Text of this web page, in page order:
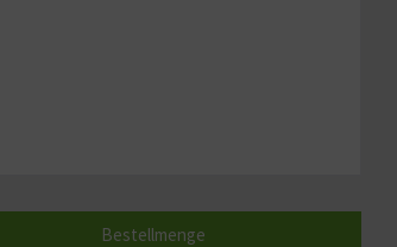
Bestellmenge